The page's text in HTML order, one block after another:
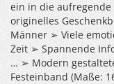
ein in die
originelles
Männer ➢ Viele
Zeit ➢ Spannende
… ➢ Modern
Festeinband (Maße: